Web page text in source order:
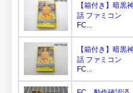
【箱付き】暗黒
話 ファミコン
FC...
【箱付き】暗黒
話 ファミコン
FC...